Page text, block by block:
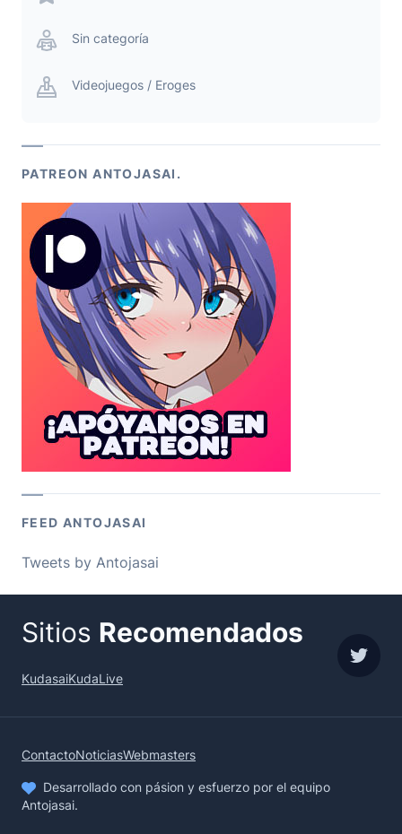
Sin categoría
Videojuegos / Eroges
PATREON ANTOJASAI.
FEED ANTOJASAI
Tweets by Antojasai
Sitios Recomendados
KudasaiKudaLive
ContactoNoticiasWebmasters
Desarrollado con pásion y esfuerzo por el equipo
Antojasai.